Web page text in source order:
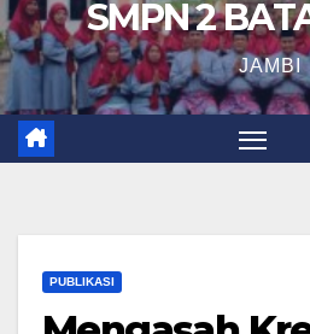
SMPN 2
JAMBI
PUBLIKASI